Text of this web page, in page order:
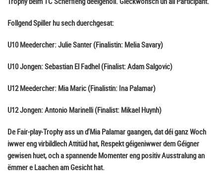
Follgend Spiller hu sech duerchgesat:
U10 Meedercher: Julie Santer (Finalistin: Melia Savary)
U10 Jongen: Sebastian El Fadhel (Finalist: Adam Salgovic)
U12 Meedercher: Mia Maric (Finalistin: Ina Palamar)
U12 Jongen: Antonio Marinelli (Finalist: Mikael Huynh)
De Fair-play-Trophy ass un d'Mia Palamar gaangen, dat déi ganz Woch
iwwer eng virbildlech Attitüd hat, Respekt géigeniwwer dem Géigner
gewisen huet, och a spannende Momenter eng positiv Ausstralung an
ëmmer e Laachen am Gesicht hat.